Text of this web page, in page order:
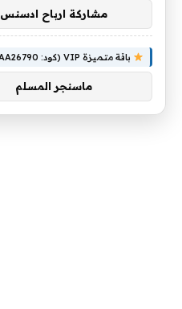
مشاركة ارباح ادسنس
باقة متميزة VIP (كود: AA26790):
ماسنجر المسلم